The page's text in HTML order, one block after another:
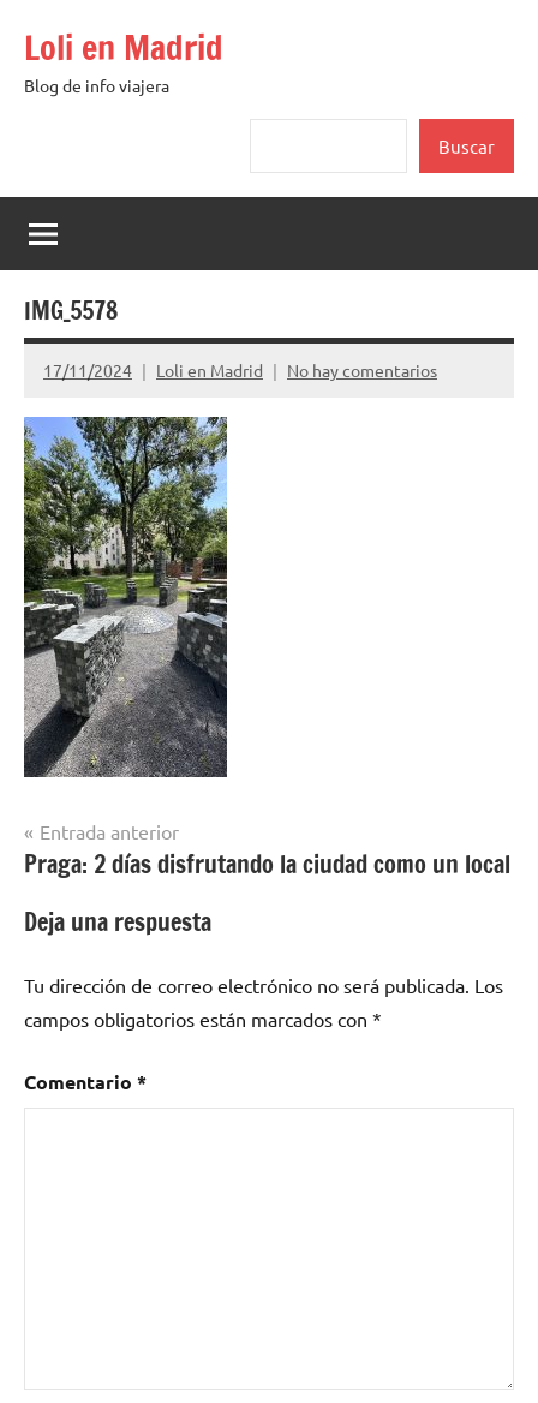
contenido
Loli en Madrid
Blog de info viajera
Buscar
IMG_5578
17/11/2024 Loli en Madrid No hay comentarios
Navegación
de
entradas
Entrada anterior
Praga: 2 días disfrutando la ciudad como un local
Deja una respuesta
Tu dirección de correo electrónico no será publicada. Los
campos obligatorios están marcados con *
Comentario *